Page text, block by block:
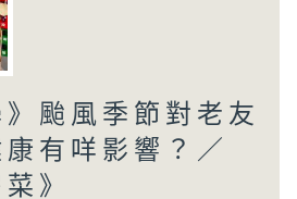
》颱風季節對老友
有咩影響？／
》